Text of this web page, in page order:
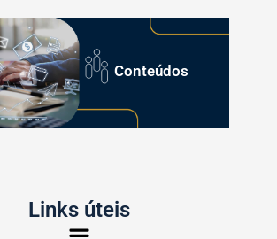
Conteúdos
Links úteis